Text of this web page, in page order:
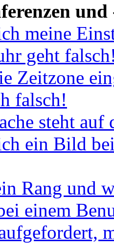
und
meine
geht
Zeitzone
falsch!
steht
ein Bild
Rang und
einem